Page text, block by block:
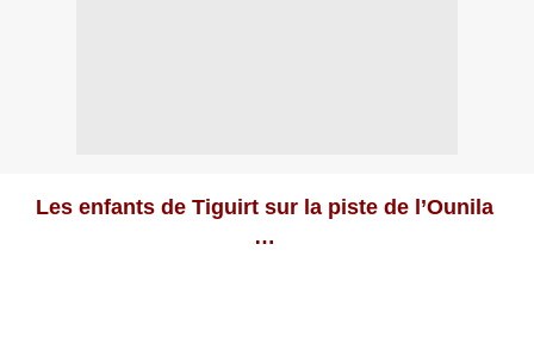
Les enfants de Tiguirt sur la piste de l’Ounila
…